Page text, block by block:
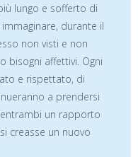
lungo e sofferto di
durante il
non visti e non
bisogni affettivi. Ogni
e rispettato, di
a prendersi
un rapporto
creasse un nuovo